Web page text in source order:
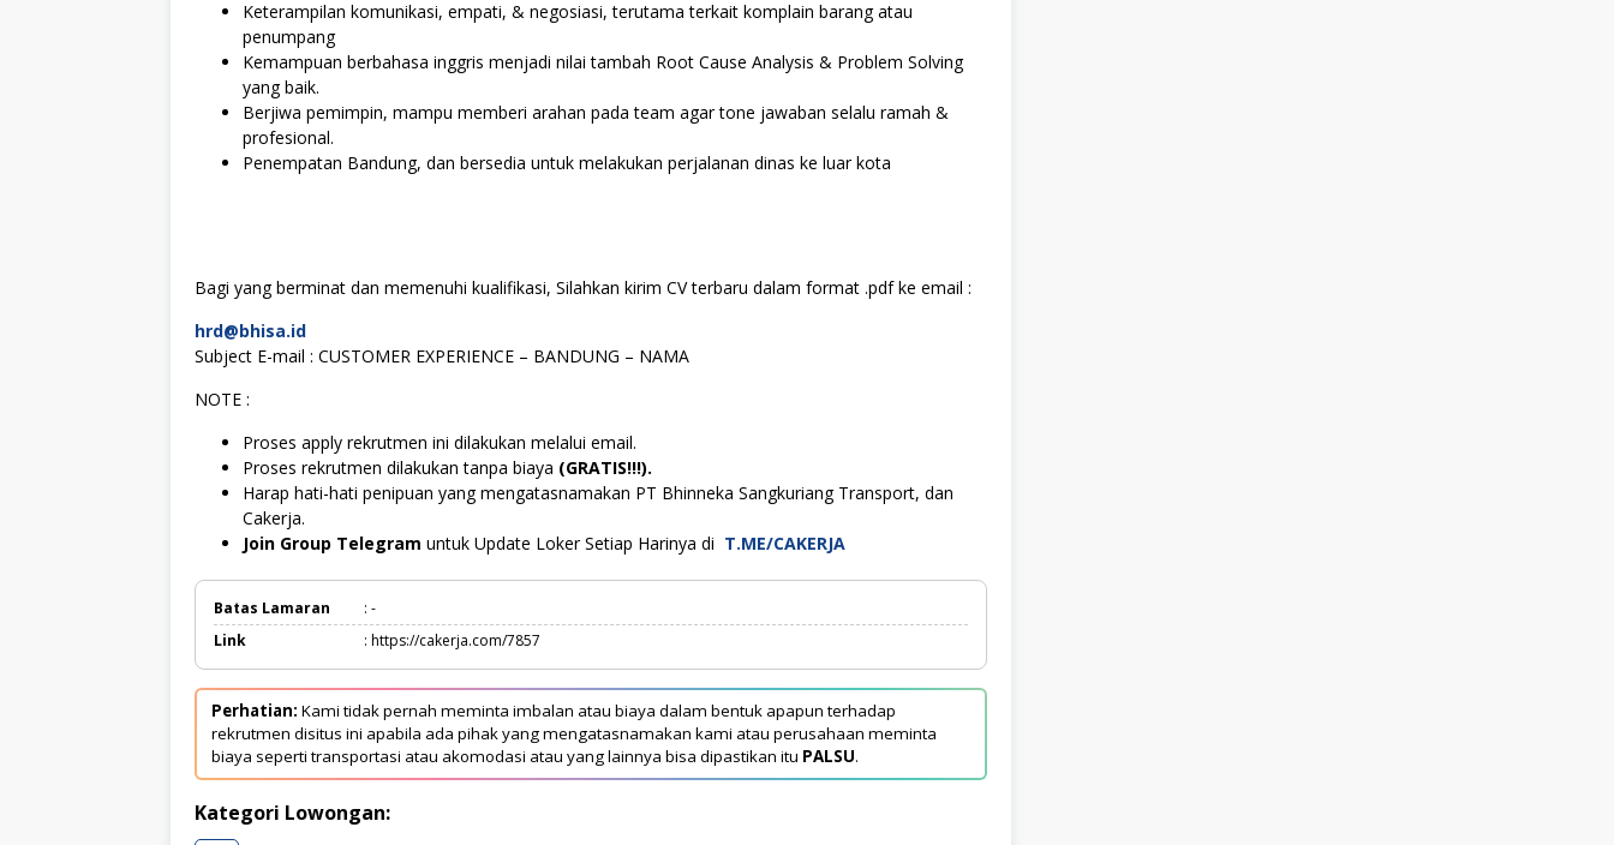
Keterampilan komunikasi, empati, & negosiasi, terutama terkait komplain barang atau
penumpang
Kemampuan berbahasa inggris menjadi nilai tambah Root Cause Analysis & Problem Solving
yang baik.
Berjiwa pemimpin, mampu memberi arahan pada team agar tone jawaban selalu ramah &
profesional.
Penempatan Bandung, dan bersedia untuk melakukan perjalanan dinas ke luar kota
Bagi yang berminat dan memenuhi kualifikasi, Silahkan kirim CV terbaru dalam format .pdf ke email :
hrd@bhisa.id
Subject E-mail : CUSTOMER EXPERIENCE – BANDUNG – NAMA
NOTE :
Proses apply rekrutmen ini dilakukan melalui email.
Proses rekrutmen dilakukan tanpa biaya (GRATIS!!!).
Harap hati-hati penipuan yang mengatasnamakan PT Bhinneka Sangkuriang Transport, dan
Cakerja.
Join Group Telegram untuk Update Loker Setiap Harinya di T.ME/CAKERJA
Batas Lamaran
: -
Link
: https://cakerja.com/7857
Perhatian: Kami tidak pernah meminta imbalan atau biaya dalam bentuk apapun terhadap
rekrutmen disitus ini apabila ada pihak yang mengatasnamakan kami atau perusahaan meminta
biaya seperti transportasi atau akomodasi atau yang lainnya bisa dipastikan itu PALSU.
Kategori Lowongan: